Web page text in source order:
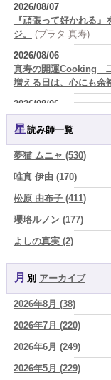
2026/08/07
『頑張って好かれる
ジ。
(プラタ 真寿)
2026/08/06
真寿の開運Cooking
増える日は、心にも余
2026/08/06
理解されたい人ほど、
由)
2026/08/06
【難しい恋愛】【既
年齢でも愛されます
2026/08/06
「優しい人ほど幸せに
費される人だけが最後
2026/08/06
好きだけでは続かない
は自分を壊していく
2026/08/06
2026年8月6日 壬子 真
り)
2026/08/05
占いが教えてくれたの
寿)
星読み師一覧
夢猫 ムニャ (530)
唯真 伊由 (170)
松原 由布子 (411)
瓔珞ルノン (177)
よしの真実 (2)
YOSHIKI (58)
よみ (39)
一之森 陽柑 (26)
椰奈空 (64)
ワカリミ (1)
神楽峰ヴィスカ (10)
月別 アーカイブ
2026年8月 (38)
2026年7月 (220)
2026年6月 (249)
2026年5月 (229)